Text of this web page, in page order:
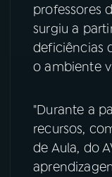
ACOMPANHE A
YouTube
TikTok
professores
surgiu a
deficiências
o ambiente
"Durante a
recursos,
de Aula, do